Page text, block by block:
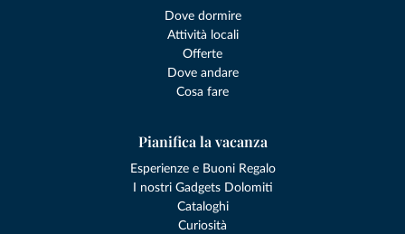
Dove dormire
Attività locali
Offerte
Dove andare
Cosa fare
Pianifica la vacanza
Esperienze e Buoni Regalo
I nostri Gadgets Dolomiti
Cataloghi
Curiosità